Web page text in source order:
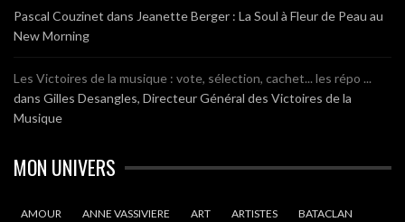
Pascal Couzinet dans Jeanette Berger : La Soul à Fleur de Peau au
New Morning
Les Victoires de la musique : vote, sélection, cachet... les répo ...
dans Gilles Desangles, Directeur Général des Victoires de la
Musique
MON UNIVERS
AMOUR ANNE VASSIVIERE ART ARTISTES BATACLAN